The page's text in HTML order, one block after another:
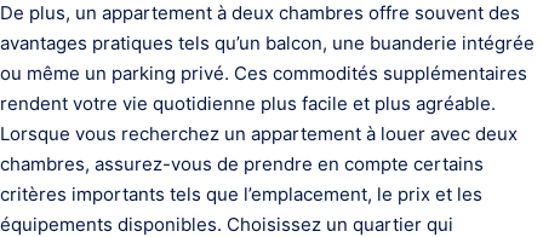
De plus, un appartement à deux chambres offre souvent des
avantages pratiques tels qu’un balcon, une buanderie intégrée
ou même un parking privé. Ces commodités supplémentaires
rendent votre vie quotidienne plus facile et plus agréable.
Lorsque vous recherchez un appartement à louer avec deux
chambres, assurez-vous de prendre en compte certains
critères importants tels que l’emplacement, le prix et les
équipements disponibles. Choisissez un quartier qui